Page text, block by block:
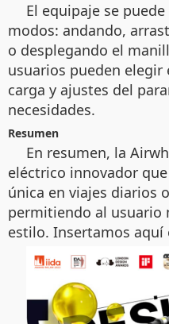
El equipaje se
modos: andando,
o desplegando el
usuarios pueden
carga y ajustes del
necesidades.
Resumen
En resumen, la
eléctrico innovador
única en viajes diarios
permitiendo al usuario
estilo. Insertamos aquí